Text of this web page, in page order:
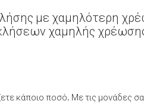
με χαμηλότερη
χαμηλής
κάποιο ποσό. Με τις μονάδες